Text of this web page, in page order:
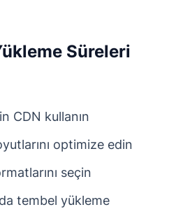
Süreleri
CDN kullanın
optimize edin
seçin
tembel yükleme